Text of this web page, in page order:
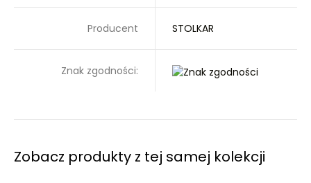
Producent STOLKAR
Znak zgodności:
Zobacz produkty z tej samej kolekcji